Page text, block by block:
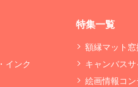
インク
特集一覧
額縁マット
キャンバス
絵画情報コン